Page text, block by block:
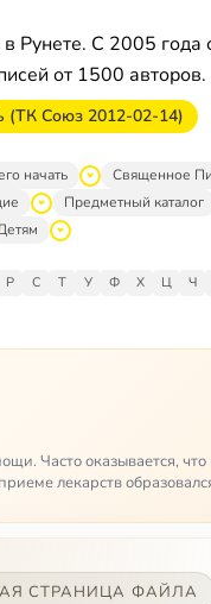
Рунете. С 2005 года
от 1500 авторов.
(ТК Союз 2012-02-14)
начать
Священное
Предметный каталог
Р С Т У Ф Х Ц Ч
Часто оказывается,
лекарств
СТРАНИЦА ФАЙЛА